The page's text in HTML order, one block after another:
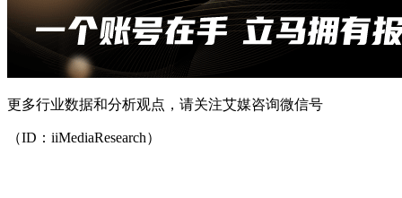
更多行业数据和分析观点，请关注艾媒咨询微信号
（ID：iiMediaResearch）